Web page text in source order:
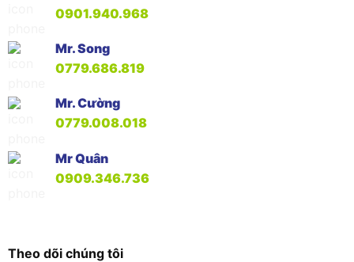
0901.940.968
Mr. Song
0779.686.819
Mr. Cường
0779.008.018
Mr Quân
0909.346.736
Theo dõi chúng tôi